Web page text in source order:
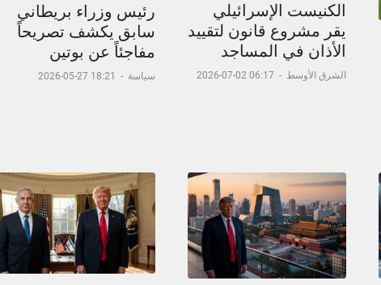
الكنيست الإسرائيلي
يقر مشروع قانون لتقييد
الأذان في المساجد
الشرق الأوسط -
06:17 02-07-2026
رئيس وزراء بريطاني
سابق يكشف تصريحاً
مفاجئاً عن بوتين
سياسة -
18:21 27-05-2026